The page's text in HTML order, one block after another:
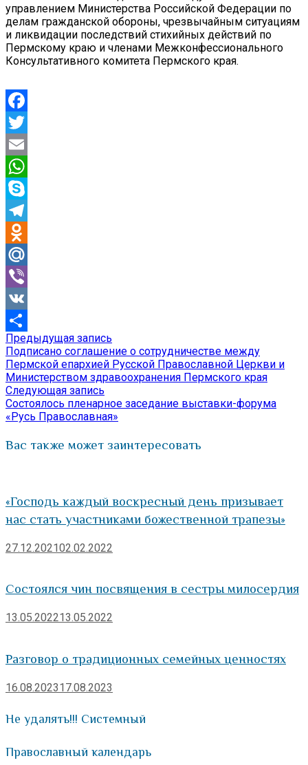
управлением Министерства Российской Федерации по
делам гражданской обороны, чрезвычайным ситуациям
и ликвидации последствий стихийных действий по
Пермскому краю и членами Межконфессионального
Консультативного комитета Пермского края.
Facebook
Twitter
Email
WhatsApp
Skype
Telegram
Odnoklassniki
Mail.Ru
Viber
VK
Отправить
Навигация
по
записям
Предыдущая запись
запись:
Подписано соглашение о сотрудничестве между
Пермской епархией Русской Православной Церкви и
Министерством здравоохранения Пермского края
Следующая запись
запись:
Состоялось пленарное заседание выставки-форума
«Русь Православная»
Вас также может заинтересовать
«Господь каждый воскресный день призывает
нас стать участниками божественной трапезы»
27.12.202102.02.2022
Состоялся чин посвящения в сестры милосердия
13.05.202213.05.2022
Разговор о традиционных семейных ценностях
16.08.202317.08.2023
Не удалять!!! Системный
Православный календарь